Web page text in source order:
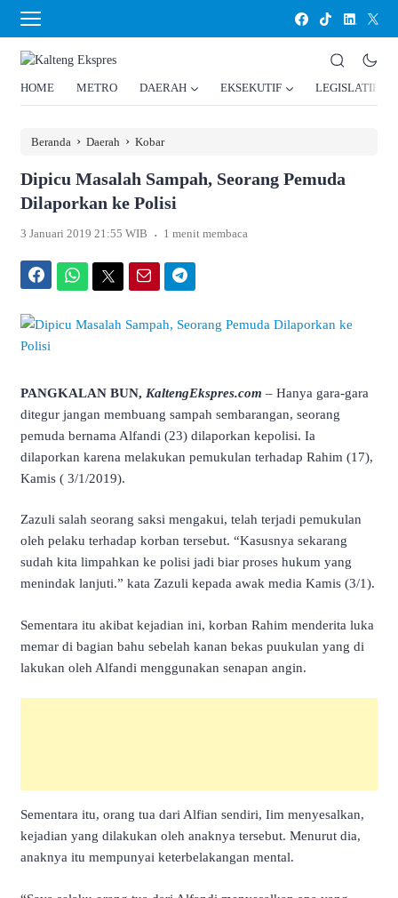
HOME METRO DAERAH EKSEKUTIF LEGISLATIF
Beranda › Daerah › Kobar
Dipicu Masalah Sampah, Seorang Pemuda
Dilaporkan ke Polisi
3 Januari 2019 21:55 WIB . 1 menit membaca
PANGKALAN BUN, KaltengEkspres.com – Hanya gara-gara
ditegur jangan membuang sampah sembarangan, seorang
pemuda bernama Alfandi (23) dilaporkan kepolisi. Ia
dilaporkan karena melakukan pemukulan terhadap Rahim (17),
Kamis ( 3/1/2019).
Zazuli salah seorang saksi mengakui, telah terjadi pemukulan
oleh pelaku terhadap korban tersebut. “Kasusnya sekarang
sudah kita limpahkan ke polisi jadi biar proses hukum yang
menindak lanjuti.” kata Zazuli kepada awak media Kamis (3/1).
Sementara itu akibat kejadian ini, korban Rahim menderita luka
memar di bagian bahu sebelah kanan bekas puukulan yang di
lakukan oleh Alfandi menggunakan senapan angin.
Sementara itu, orang tua dari Alfian sendiri, Iim menyesalkan,
kejadian yang dilakukan oleh anaknya tersebut. Menurut dia,
anaknya itu mempunyai keterbelakangan mental.